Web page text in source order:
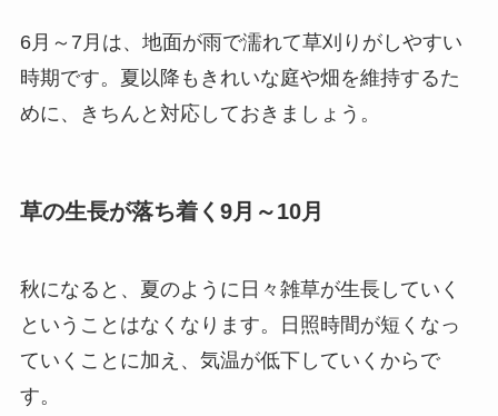
6月～7月は、地面が雨で濡れて草刈りがしやすい
時期です。夏以降もきれいな庭や畑を維持するた
めに、きちんと対応しておきましょう。
草の生長が落ち着く9月～10月
秋になると、夏のように日々雑草が生長していく
ということはなくなります。日照時間が短くなっ
ていくことに加え、気温が低下していくからで
す。